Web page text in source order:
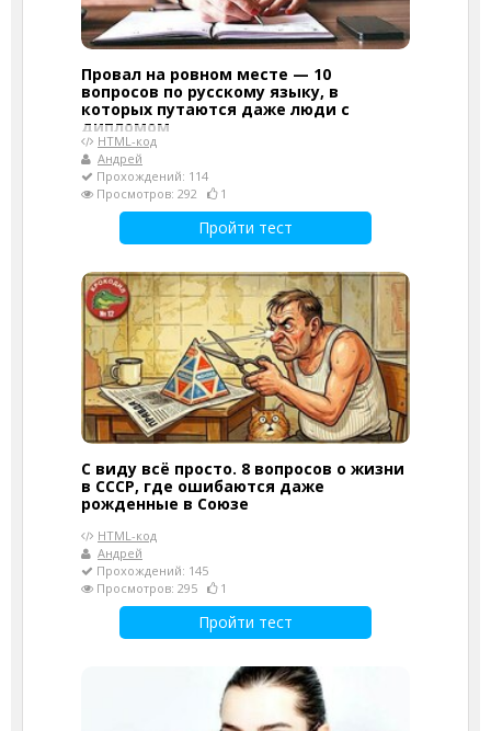
Провал на ровном месте — 10
вопросов по русскому языку, в
которых путаются даже люди с
дипломом
HTML-код
Андрей
Прохождений: 114
Просмотров: 292
1
Пройти тест
С виду всё просто. 8 вопросов о жизни
в СССР, где ошибаются даже
рожденные в Союзе
HTML-код
Андрей
Прохождений: 145
Просмотров: 295
1
Пройти тест